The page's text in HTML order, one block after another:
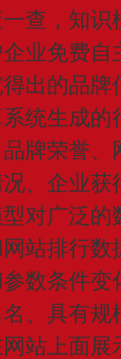
查，知
业免费
出的品
统生成
牌荣誉
、企业
对广泛
站排行
数条件
、具有
站上面